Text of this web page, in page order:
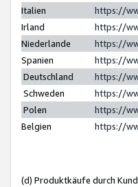
Italien
https://
Irland
https://
Niederlande
https://
Spanien
https://
Deutschland
https://
Schweden
https://
Polen
https://
Belgien
https://
(d) Produktkäufe durch